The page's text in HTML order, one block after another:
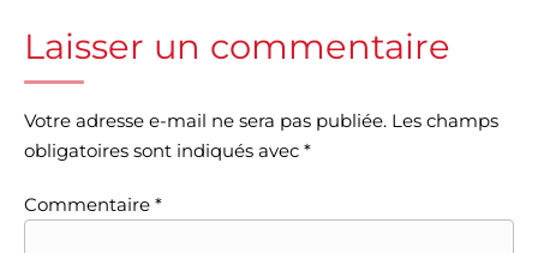
Laisser un commentaire
Votre adresse e-mail ne sera pas publiée. Les champs
obligatoires sont indiqués avec *
Commentaire *